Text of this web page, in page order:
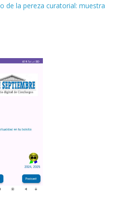
de la pereza curatorial: muestra